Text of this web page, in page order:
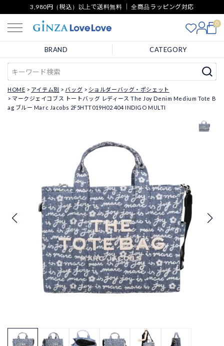
3,980円（税込）以上で送料無料 ｜ 全商品ラッピング対応
0
BRAND CATEGORY
HOME アイテム別 バッグ
ショルダーバッグ・ポシェット
マークジェイコブス トートバッグ レディース The Joy Denim Medium Tote B
ag ブルー Marc Jacobs 2F5HTT019H02 404 INDIGO MULTI